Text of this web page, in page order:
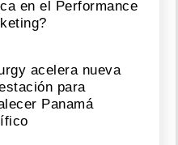
en el Performance
acelera nueva
para
Panamá